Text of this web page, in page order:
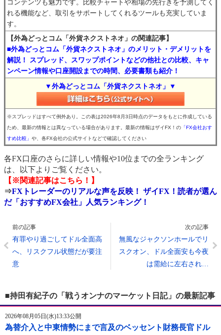
コンテンツも魅力です。比較チャートや相場の先行きを予測してく
れる機能など、取引をサポートしてくれるツールも充実していま
す。
【外為どっとコム「外貨ネクストネオ」の関連記事】
■外為どっとコム「外貨ネクストネオ」のメリット・デメリットを
解説！ スプレッド、スワップポイントなどの他社との比較、キャ
ンペーン情報や口座開設までの時間、必要書類も紹介！
▼外為どっとコム「外貨ネクストネオ」▼
※スプレッドはすべて例外あり。この表は2026年8月3日時点のデータをもとに作成している
ため、最新の情報とは異なっている場合があります。最新の情報はザイFX！の 「FX会社おす
すめ比較」 や、各FX会社の公式サイトなどで確認してください
各FX口座のさらに詳しい情報や10位までの全ランキング
は、以下よりご覧ください。
【※関連記事はこちら！】
⇒FXトレーダーのリアルな声を反映！ ザイFX！読者が選ん
だ「おすすめFX会社」人気ランキング！
前の記事
有罪やり過ごしてドル全面高
へ、リスクフル状態だが要注
意
次の記事
無風なジャクソンホールでリ
スクオン、ドル全面安も今夜
は需給に左右され…
■持田有紀子の「戦うオンナのマーケット日記」の最新記事
2026年08月05日(水)13:33公開
為替介入と中東情勢にまで言及のベッセント財務長官ドル